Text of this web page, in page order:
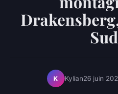
K Kylian26 juin